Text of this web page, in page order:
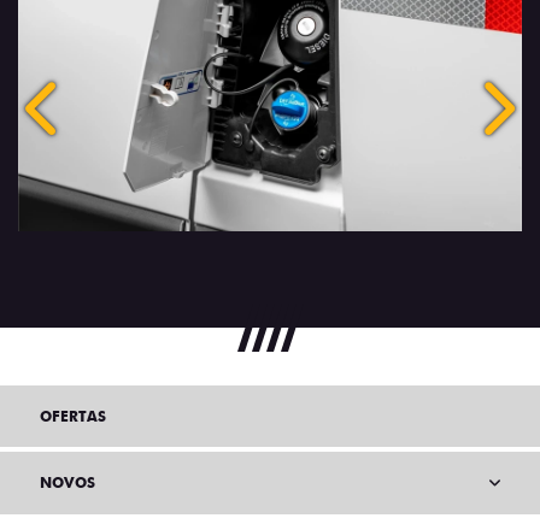
Anterior
OFERTAS
NOVOS